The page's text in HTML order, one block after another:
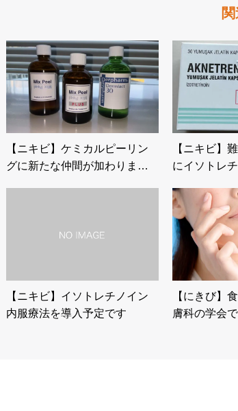
【ニキビ】ケミカルピーリン
グに新たな仲間が加わりま…
【ニキビ】
にイソトレ
【ニキビ】イソトレチノイン
内服療法を導入予定です
【にきび】
膚科の学会